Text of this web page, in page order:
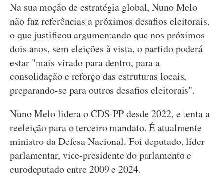
Na sua moção de estratégia global, Nuno Melo
não faz referências a próximos desafios eleitorais,
o que justificou argumentando que nos próximos
dois anos, sem eleições à vista, o partido poderá
estar "mais virado para dentro, para a
consolidação e reforço das estruturas locais,
preparando-se para outros desafios eleitorais".
Nuno Melo lidera o CDS-PP desde 2022, e tenta a
reeleição para o terceiro mandato. É atualmente
ministro da Defesa Nacional. Foi deputado, líder
parlamentar, vice-presidente do parlamento e
eurodeputado entre 2009 e 2024.